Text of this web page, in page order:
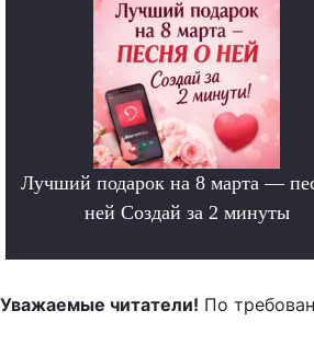
Лучший подарок на 8 марта —
ней Создай за 2 минуты
Уважаемые читатели! По